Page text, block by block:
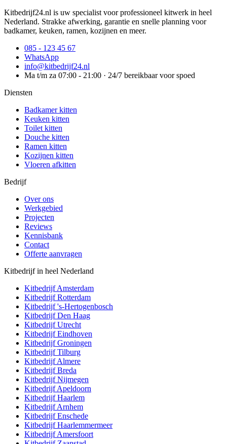
Kitbedrijf24.nl is uw specialist voor professioneel kitwerk in heel
Nederland. Strakke afwerking, garantie en snelle planning voor
badkamer, keuken, ramen, kozijnen en meer.
085 - 123 45 67
WhatsApp
info@kitbedrijf24.nl
Ma t/m za 07:00 - 21:00 · 24/7 bereikbaar voor spoed
Diensten
Badkamer kitten
Keuken kitten
Toilet kitten
Douche kitten
Ramen kitten
Kozijnen kitten
Vloeren afkitten
Bedrijf
Over ons
Werkgebied
Projecten
Reviews
Kennisbank
Contact
Offerte aanvragen
Kitbedrijf in heel Nederland
KitbedrijfAmsterdam
KitbedrijfRotterdam
Kitbedrijf's-Hertogenbosch
KitbedrijfDen Haag
KitbedrijfUtrecht
KitbedrijfEindhoven
KitbedrijfGroningen
KitbedrijfTilburg
KitbedrijfAlmere
KitbedrijfBreda
KitbedrijfNijmegen
KitbedrijfApeldoorn
KitbedrijfHaarlem
KitbedrijfArnhem
KitbedrijfEnschede
KitbedrijfHaarlemmermeer
KitbedrijfAmersfoort